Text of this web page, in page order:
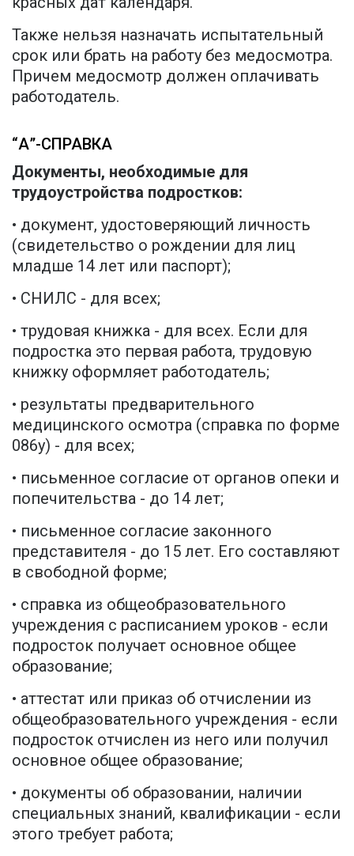
Также нельзя назначать испытательный
срок или брать на работу без медосмотра.
Причем медосмотр должен оплачивать
работодатель.
“А”-СПРАВКА
Документы, необходимые для
трудоустройства подростков:
• документ, удостоверяющий личность
(свидетельство о рождении для лиц
младше 14 лет или паспорт);
• СНИЛС - для всех;
• трудовая книжка - для всех. Если для
подростка это первая работа, трудовую
книжку оформляет работодатель;
• результаты предварительного
медицинского осмотра (справка по форме
086у) - для всех;
• письменное согласие от органов опеки и
попечительства - до 14 лет;
• письменное согласие законного
представителя - до 15 лет. Его составляют
в свободной форме;
• справка из общеобразовательного
учреждения с расписанием уроков - если
подросток получает основное общее
образование;
• аттестат или приказ об отчислении из
общеобразовательного учреждения - если
подросток отчислен из него или получил
основное общее образование;
• документы об образовании, наличии
специальных знаний, квалификации - если
этого требует работа;